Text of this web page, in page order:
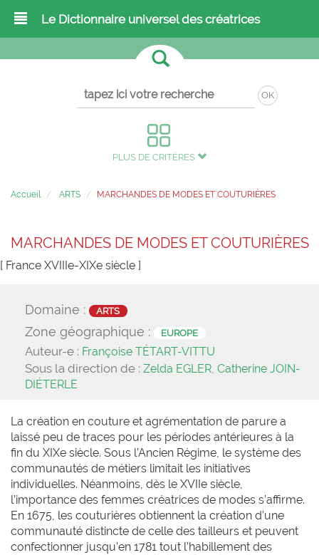
Le Dictionnaire universel des créatrices
OK
PLUS DE CRITÈRES
Accueil ARTS MARCHANDES DE MODES ET COUTURIÈRES
MARCHANDES DE MODES ET COUTURIÈRES
[ France XVIIIe-XIXe siècle ]
Domaine : ARTS
Zone géographique : EUROPE
Auteur-e : Françoise TÉTART-VITTU
Sous la direction de : Zelda EGLER, Catherine JOIN-
DIÉTERLE
La création en couture et agrémentation de parure a
laissé peu de traces pour les périodes antérieures à la
fin du XIXe siècle. Sous l’Ancien Régime, le système des
communautés de métiers limitait les initiatives
individuelles. Néanmoins, dès le XVIIe siècle,
l’importance des femmes créatrices de modes s’affirme.
En 1675, les couturières obtiennent la création d’une
communauté distincte de celle des tailleurs et peuvent
confectionner jusqu’en 1781 tout l’habillement des